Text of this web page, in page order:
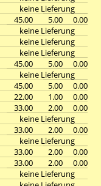
keine Lieferung
45.00 5.00
0.00
keine Lieferung
keine Lieferung
keine Lieferung
45.00 5.00
0.00
keine Lieferung
45.00 5.00
0.00
22.00 1.00
0.00
33.00 2.00
0.00
keine Lieferung
33.00 2.00
0.00
keine Lieferung
33.00 2.00
0.00
33.00 2.00
0.00
keine Lieferung